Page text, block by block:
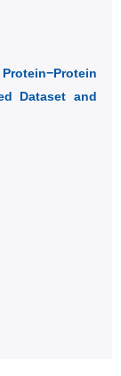
Dataset and